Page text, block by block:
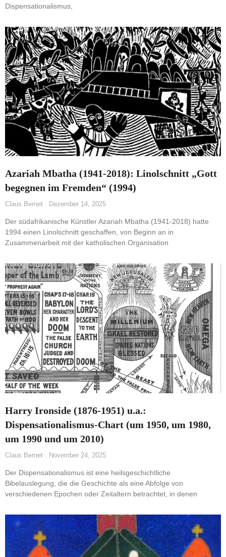
Dispensationalismus,
Azariah Mbatha (1941-2018): Linolschnitt „Gott
begegnen im Fremden“ (1994)
Claus Bernet Dezember 14, 2025
Der südafrikanische Künstler Azariah Mbatha (1941-2018) hatte
1994 einen Linolschnitt geschaffen, von Beginn an in
Zusammenarbeit mit der katholischen Organisation
Harry Ironside (1876-1951) u.a.:
Dispensationalismus-Chart (um 1950, um 1980,
um 1990 und um 2010)
Claus Bernet November 24, 2025
Der Dispensationalismus ist eine heilsgeschichtliche
Bibelauslegung, die die Geschichte als eine Abfolge von
verschiedenen Epochen oder Zeitaltern betrachtet, in denen